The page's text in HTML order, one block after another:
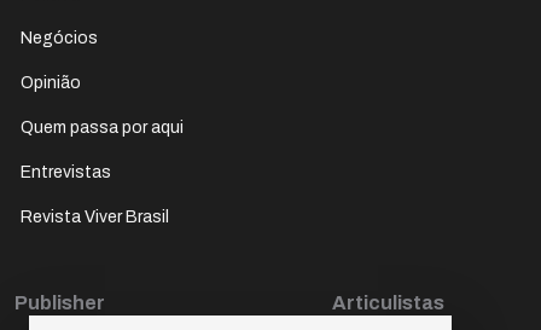
Negócios
Opinião
Quem passa por aqui
Entrevistas
Revista Viver Brasil
Publisher
Articulistas